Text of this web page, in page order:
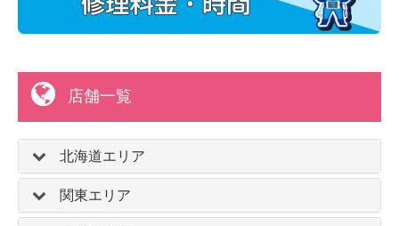
店舗一覧
北海道エリア
関東エリア